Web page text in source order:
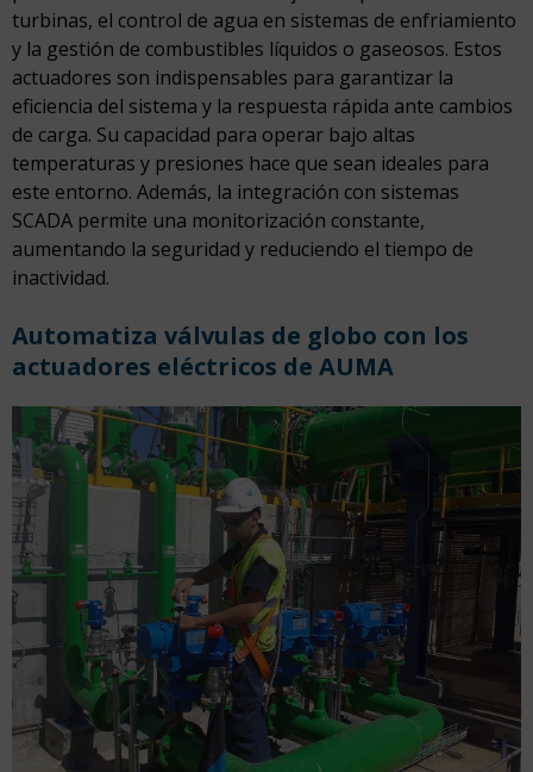
turbinas, el control de agua en sistemas de enfriamiento
y la gestión de combustibles líquidos o gaseosos. Estos
actuadores son indispensables para garantizar la
eficiencia del sistema y la respuesta rápida ante cambios
de carga. Su capacidad para operar bajo altas
temperaturas y presiones hace que sean ideales para
este entorno. Además, la integración con sistemas
SCADA permite una monitorización constante,
aumentando la seguridad y reduciendo el tiempo de
inactividad.
Automatiza válvulas de globo con los
actuadores eléctricos de AUMA